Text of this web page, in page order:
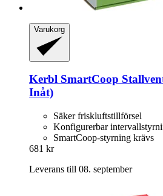
Varukorg
Kerbl SmartCoop
Inåt)
Säker friskluftstillförsel
Konfigurerbar
SmartCoop-styrning krävs
681 kr
Leverans till 08. september